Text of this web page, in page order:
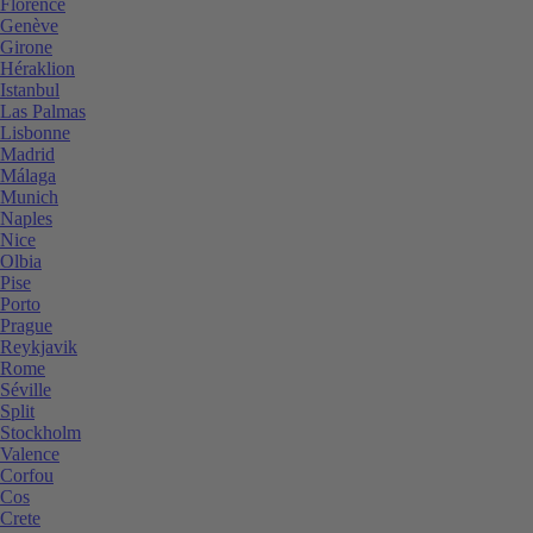
Genève
Girone
Héraklion
Istanbul
Las Palmas
Lisbonne
Madrid
Málaga
Munich
Naples
Nice
Olbia
Pise
Porto
Prague
Reykjavik
Rome
Séville
Split
Stockholm
Valence
Corfou
Cos
Crete